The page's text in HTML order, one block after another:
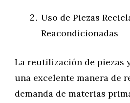
Uso de Piezas
Reacondicionadas
La reutilización de piezas
una excelente manera de
demanda de materias